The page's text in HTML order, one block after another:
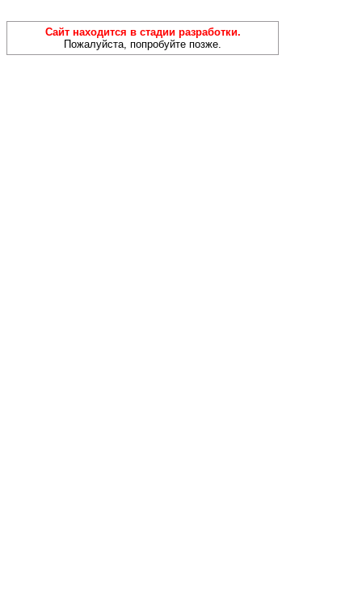
Сайт находится в стадии разработки.
Пожалуйста, попробуйте позже.